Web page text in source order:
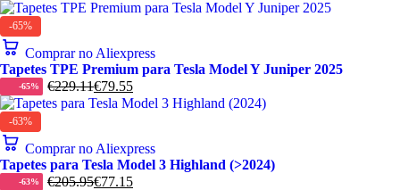
-65%
Comprar no Aliexpress
Tapetes TPE Premium para Tesla Model Y Juniper 2025
-65% €229.11€79.55
-63%
Comprar no Aliexpress
Tapetes para Tesla Model 3 Highland (>2024)
-63% €205.95€77.15